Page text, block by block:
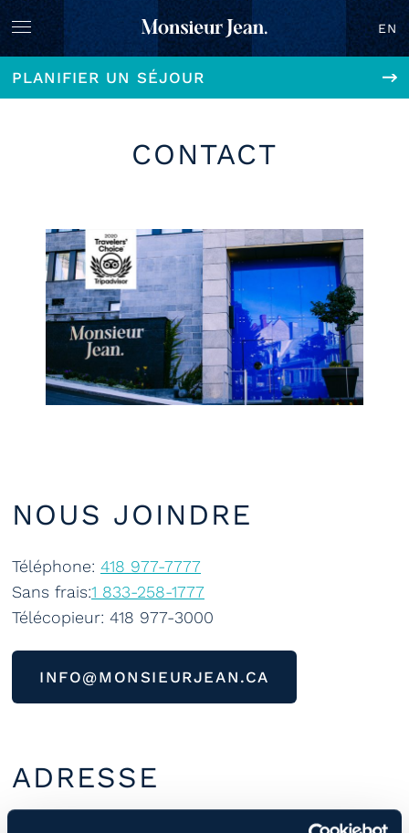
EN
PLANIFIER UN SÉJOUR
CONTACT
NOUS JOINDRE
Téléphone: 418 977-7777
Sans frais:1 833-258-1777
Télécopieur: 418 977-3000
INFO@MONSIEURJEAN.CA
ADRESSE